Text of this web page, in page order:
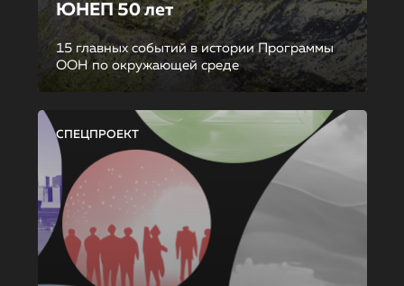
ЮНЕП 50 лет
15 главных событий в истории Программы
ООН по окружающей среде
СПЕЦПРОЕКТ